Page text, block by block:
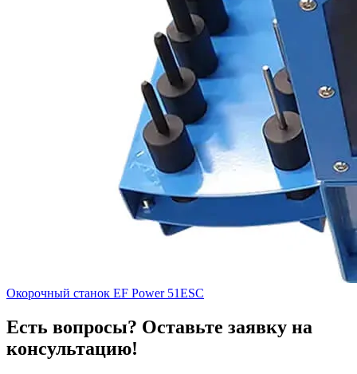
Окорочный станок EF Power 51ESC
Есть вопросы? Оставьте заявку на
консультацию!